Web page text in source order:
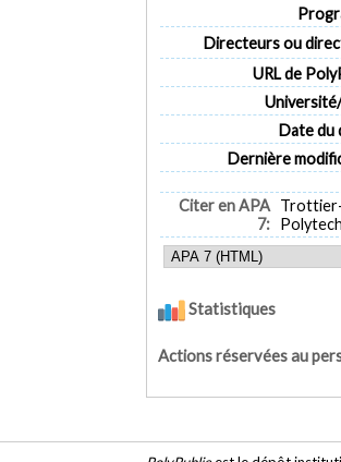
Directeurs ou
URL de
Date du
Dernière
Citer en APA
7:
Trottier-
Statistiques
Actions réservées au